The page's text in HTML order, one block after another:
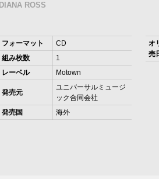
DIANA ROSS
フォーマット
CD
組み枚数
1
レーベル
Motown
発売元
ユニバーサルミュージ
ック合同会社
発売国
海外
オ
売